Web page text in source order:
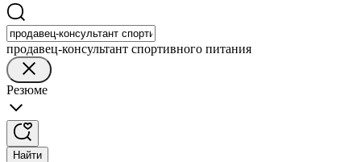
продавец-консультант спортивного питания
Резюме
Найти